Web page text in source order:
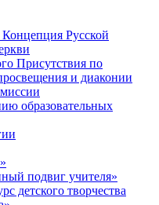
Концепция Русской
Присутствия по
и диаконии
образовательных
подвиг учителя»
детского творчества